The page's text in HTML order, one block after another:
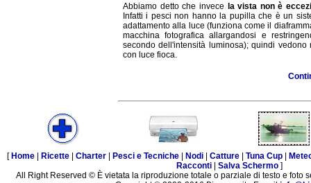
Abbiamo detto che invece la vista non è
Infatti i pesci non hanno la pupilla che è un
adattamento alla luce (funziona come il
macchina fotografica allargandosi e
secondo dell'intensità luminosa); quindi vedono
con luce fioca.
[ Home Ricette Charter Pesci e Tecniche Nodi Catture Tuna Cup
Racconti| Salva Schermo]
All Right Reserved © È vietata la riproduzione totale o parziale di testo e foto